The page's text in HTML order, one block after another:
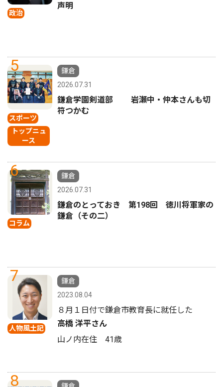
政治
声明
5
スポーツ
トップニュ
ース
鎌倉
2026.07.31
鎌倉学園剣道部 岩瀬中・仲本さんも切
符つかむ
6
コラム
鎌倉
2026.07.31
鎌倉のとっておき 第198回 徳川将軍家の
鎌倉（その二）
7
人物風土記
鎌倉
2023.08.04
８月１日付で鎌倉市教育長に就任した
高橋 洋平さん
山ノ内在住 41歳
8